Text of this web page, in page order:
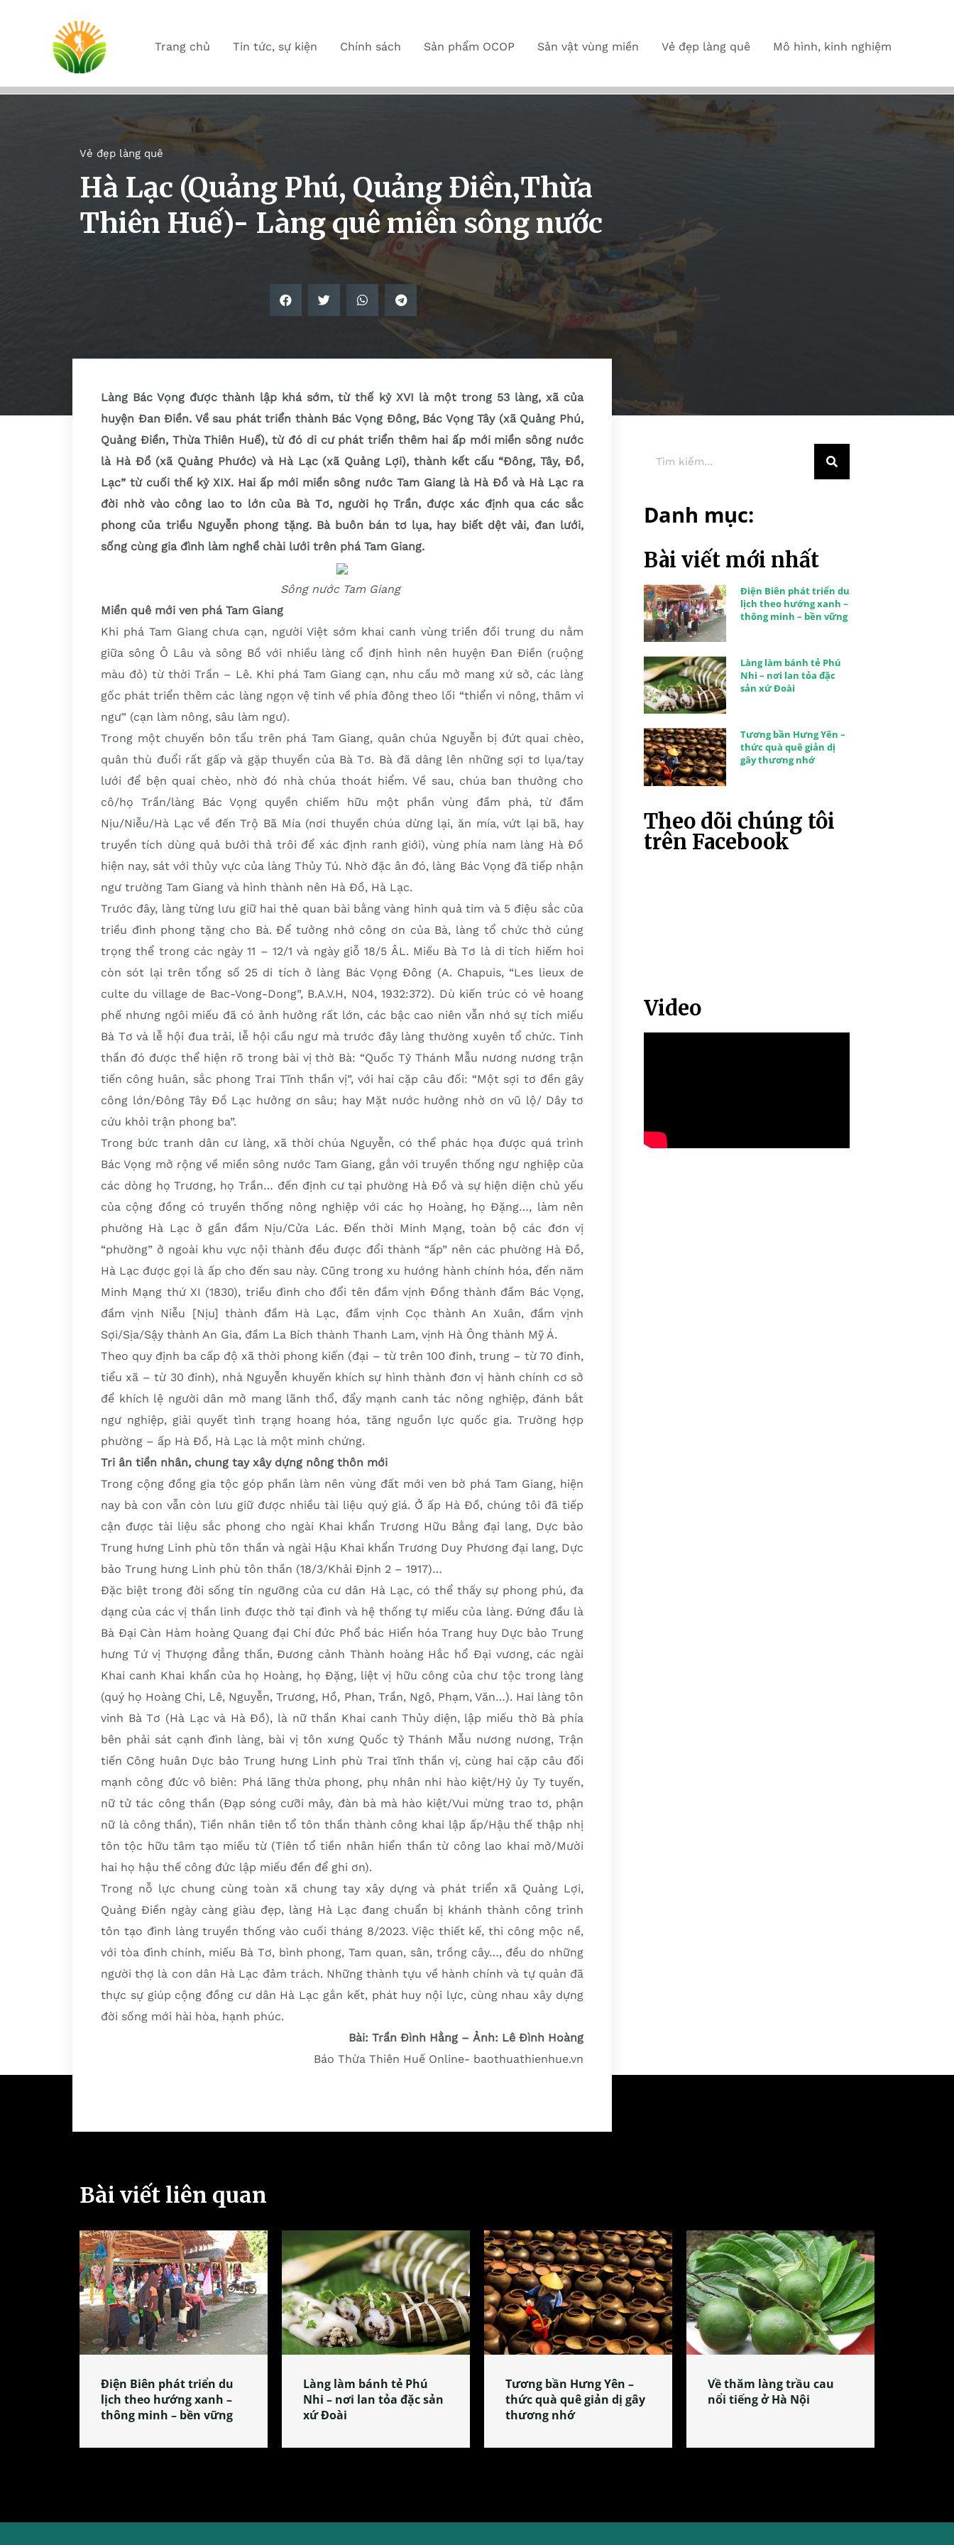
Trang chủ Tin tức, sự kiện Chính sách Sản phẩm OCOP Sản vật vùng miền Vẻ đẹp làng quê Mô hình, kinh nghiệm
Vẻ đẹp làng quê
Hà Lạc (Quảng Phú, Quảng Điền,Thừa
Thiên Huế)- Làng quê miền sông nước
Làng Bác Vọng được thành lập khá sớm, từ thế kỷ XVI là một trong 53 làng, xã của
huyện Đan Điền. Về sau phát triển thành Bác Vọng Đông, Bác Vọng Tây (xã Quảng Phú,
Quảng Điền, Thừa Thiên Huế), từ đó di cư phát triển thêm hai ấp mới miền sông nước
là Hà Đồ (xã Quảng Phước) và Hà Lạc (xã Quảng Lợi), thành kết cấu “Đông, Tây, Đồ,
Lạc” từ cuối thế kỷ XIX. Hai ấp mới miền sông nước Tam Giang là Hà Đồ và Hà Lạc ra
đời nhờ vào công lao to lớn của Bà Tơ, người họ Trần, được xác định qua các sắc
phong của triều Nguyễn phong tặng. Bà buôn bán tơ lụa, hay biết dệt vải, đan lưới,
sống cùng gia đình làm nghề chài lưới trên phá Tam Giang.
Sông nước Tam Giang
Miền quê mới ven phá Tam Giang
Khi phá Tam Giang chưa cạn, người Việt sớm khai canh vùng triền đồi trung du nằm
giữa sông Ô Lâu và sông Bồ với nhiều làng cổ định hình nên huyện Đan Điền (ruộng
màu đỏ) từ thời Trần – Lê. Khi phá Tam Giang cạn, nhu cầu mở mang xứ sở, các làng
gốc phát triển thêm các làng ngọn vệ tinh về phía đông theo lối “thiển vi nông, thâm vi
ngư” (cạn làm nông, sâu làm ngư).
Trong một chuyến bôn tẩu trên phá Tam Giang, quân chúa Nguyễn bị đứt quai chèo,
quân thù đuổi rất gấp và gặp thuyền của Bà Tơ. Bà đã dâng lên những sợi tơ lụa/tay
lưới để bện quai chèo, nhờ đó nhà chúa thoát hiểm. Về sau, chúa ban thưởng cho
cô/họ Trần/làng Bác Vọng quyền chiếm hữu một phần vùng đầm phá, từ đầm
Nịu/Niễu/Hà Lạc về đến Trộ Bã Mía (nơi thuyền chúa dừng lại, ăn mía, vứt lại bã, hay
truyền tích dùng quả bưởi thả trôi để xác định ranh giới), vùng phía nam làng Hà Đồ
hiện nay, sát với thủy vực của làng Thủy Tú. Nhờ đặc ân đó, làng Bác Vọng đã tiếp nhận
ngư trường Tam Giang và hình thành nên Hà Đồ, Hà Lạc.
Trước đây, làng từng lưu giữ hai thẻ quan bài bằng vàng hình quả tim và 5 điệu sắc của
triều đình phong tặng cho Bà. Để tưởng nhớ công ơn của Bà, làng tổ chức thờ cúng
trọng thể trong các ngày 11 – 12/1 và ngày giỗ 18/5 ÂL. Miếu Bà Tơ là di tích hiếm hoi
còn sót lại trên tổng số 25 di tích ở làng Bác Vọng Đông (A. Chapuis, “Les lieux de
culte du village de Bac-Vong-Dong”, B.A.V.H, N04, 1932:372). Dù kiến trúc có vẻ hoang
phế nhưng ngôi miếu đã có ảnh hưởng rất lớn, các bậc cao niên vẫn nhớ sự tích miếu
Bà Tơ và lễ hội đua trải, lễ hội cầu ngư mà trước đây làng thường xuyên tổ chức. Tinh
thần đó được thể hiện rõ trong bài vị thờ Bà: “Quốc Tỷ Thánh Mẫu nương nương trận
tiến công huân, sắc phong Trai Tĩnh thần vị”, với hai cặp câu đối: “Một sợi tơ đền gây
công lớn/Đông Tây Đồ Lạc hưởng ơn sâu; hay Mặt nước hưởng nhờ ơn vũ lộ/ Dây tơ
cứu khỏi trận phong ba”.
Trong bức tranh dân cư làng, xã thời chúa Nguyễn, có thể phác họa được quá trình
Bác Vọng mở rộng về miền sông nước Tam Giang, gắn với truyền thống ngư nghiệp của
các dòng họ Trương, họ Trần… đến định cư tại phường Hà Đồ và sự hiện diện chủ yếu
của cộng đồng có truyền thống nông nghiệp với các họ Hoàng, họ Đặng…, làm nên
phường Hà Lạc ở gần đầm Nịu/Cửa Lác. Đến thời Minh Mạng, toàn bộ các đơn vị
“phường” ở ngoài khu vực nội thành đều được đổi thành “ấp” nên các phường Hà Đồ,
Hà Lạc được gọi là ấp cho đến sau này. Cũng trong xu hướng hành chính hóa, đến năm
Minh Mạng thứ XI (1830), triều đình cho đổi tên đầm vịnh Đồng thành đầm Bác Vọng,
đầm vịnh Niễu [Nịu] thành đầm Hà Lạc, đầm vịnh Cọc thành An Xuân, đầm vịnh
Sợi/Sịa/Sậy thành An Gia, đầm La Bích thành Thanh Lam, vịnh Hà Ông thành Mỹ Á.
Theo quy định ba cấp độ xã thời phong kiến (đại – từ trên 100 đinh, trung – từ 70 đinh,
tiểu xã – từ 30 đinh), nhà Nguyễn khuyến khích sự hình thành đơn vị hành chính cơ sở
để khích lệ người dân mở mang lãnh thổ, đẩy mạnh canh tác nông nghiệp, đánh bắt
ngư nghiệp, giải quyết tình trạng hoang hóa, tăng nguồn lực quốc gia. Trường hợp
phường – ấp Hà Đồ, Hà Lạc là một minh chứng.
Tri ân tiền nhân, chung tay xây dựng nông thôn mới
Trong cộng đồng gia tộc góp phần làm nên vùng đất mới ven bờ phá Tam Giang, hiện
nay bà con vẫn còn lưu giữ được nhiều tài liệu quý giá. Ở ấp Hà Đồ, chúng tôi đã tiếp
cận được tài liệu sắc phong cho ngài Khai khẩn Trương Hữu Bằng đại lang, Dực bảo
Trung hưng Linh phù tôn thần và ngài Hậu Khai khẩn Trương Duy Phương đại lang, Dực
bảo Trung hưng Linh phù tôn thần (18/3/Khải Định 2 – 1917)…
Đặc biệt trong đời sống tín ngưỡng của cư dân Hà Lạc, có thể thấy sự phong phú, đa
dạng của các vị thần linh được thờ tại đình và hệ thống tự miếu của làng. Đứng đầu là
Bà Đại Càn Hàm hoàng Quang đại Chí đức Phổ bác Hiển hóa Trang huy Dực bảo Trung
hưng Tứ vị Thượng đẳng thần, Đương cảnh Thành hoàng Hắc hổ Đại vương, các ngài
Khai canh Khai khẩn của họ Hoàng, họ Đặng, liệt vị hữu công của chư tộc trong làng
(quý họ Hoàng Chi, Lê, Nguyễn, Trương, Hồ, Phan, Trần, Ngô, Phạm, Văn…). Hai làng tôn
vinh Bà Tơ (Hà Lạc và Hà Đồ), là nữ thần Khai canh Thủy diện, lập miếu thờ Bà phía
bên phải sát cạnh đình làng, bài vị tôn xưng Quốc tỷ Thánh Mẫu nương nương, Trận
tiến Công huân Dực bảo Trung hưng Linh phù Trai tĩnh thần vị, cùng hai cặp câu đối
mạnh công đức vô biên: Phá lãng thừa phong, phụ nhân nhi hào kiệt/Hỷ ủy Ty tuyến,
nữ tử tác công thần (Đạp sóng cưỡi mây, đàn bà mà hào kiệt/Vui mừng trao tơ, phận
nữ là công thần), Tiền nhân tiên tổ tôn thần thành công khai lập ấp/Hậu thế thập nhị
tôn tộc hữu tâm tạo miếu từ (Tiên tổ tiền nhân hiển thần từ công lao khai mở/Mười
hai họ hậu thế công đức lập miếu đền để ghi ơn).
Trong nỗ lực chung cùng toàn xã chung tay xây dựng và phát triển xã Quảng Lợi,
Quảng Điền ngày càng giàu đẹp, làng Hà Lạc đang chuẩn bị khánh thành công trình
tôn tạo đình làng truyền thống vào cuối tháng 8/2023. Việc thiết kế, thi công mộc nề,
với tòa đình chính, miếu Bà Tơ, bình phong, Tam quan, sân, trồng cây…, đều do những
người thợ là con dân Hà Lạc đảm trách. Những thành tựu về hành chính và tự quản đã
thực sự giúp cộng đồng cư dân Hà Lạc gắn kết, phát huy nội lực, cùng nhau xây dựng
đời sống mới hài hòa, hạnh phúc.
Bài: Trần Đình Hằng – Ảnh: Lê Đình Hoàng
Báo Thừa Thiên Huế Online- baothuathienhue.vn
Danh mục:
Bài viết mới nhất
Điện Biên phát triển du
lịch theo hướng xanh –
thông minh – bền vững
Làng làm bánh tẻ Phú
Nhi – nơi lan tỏa đặc
sản xứ Đoài
Tương bần Hưng Yên –
thức quà quê giản dị
gây thương nhớ
Theo dõi chúng tôi
trên Facebook
Video
Bài viết liên quan
Điện Biên phát triển du
lịch theo hướng xanh –
thông minh – bền vững
Làng làm bánh tẻ Phú
Nhi – nơi lan tỏa đặc sản
xứ Đoài
Tương bần Hưng Yên –
thức quà quê giản dị gây
thương nhớ
Về thăm làng trầu cau
nổi tiếng ở Hà Nội